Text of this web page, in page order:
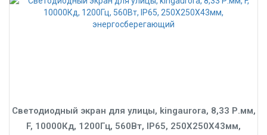
Светодиодный экран для улицы, kingaurora, 8,33 Р.мм,
F, 10000Кд, 1200Гц, 560Вт, IP65, 250X250X43мм,